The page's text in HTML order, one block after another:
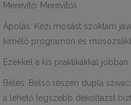
Merevítő: Merevítős
Ápolás: Kézi mosást szoktam
kímélő programon és
Ezekkel a kis praktikákkal
Bélés: Belső részén dupla
a lehető legszebb dekoltázst